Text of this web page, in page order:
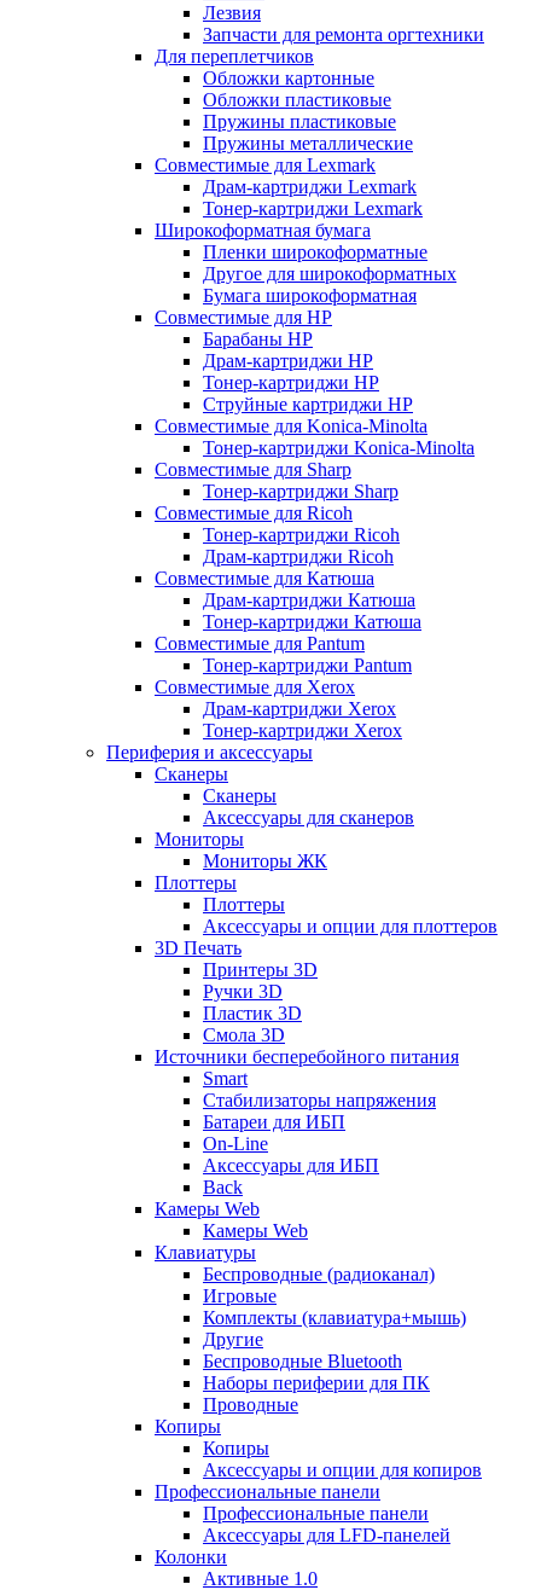
Лезвия
Запчасти для ремонта оргтехники
Для переплетчиков
Обложки картонные
Обложки пластиковые
Пружины пластиковые
Пружины металлические
Совместимые для Lexmark
Драм-картриджи Lexmark
Тонер-картриджи Lexmark
Широкоформатная бумага
Пленки широкоформатные
Другое для широкоформатных
Бумага широкоформатная
Совместимые для HP
Барабаны HP
Драм-картриджи HP
Тонер-картриджи HP
Струйные картриджи HP
Совместимые для Konica-Minolta
Тонер-картриджи Konica-Minolta
Совместимые для Sharp
Тонер-картриджи Sharp
Совместимые для Ricoh
Тонер-картриджи Ricoh
Драм-картриджи Ricoh
Совместимые для Катюша
Драм-картриджи Катюша
Тонер-картриджи Катюша
Совместимые для Pantum
Тонер-картриджи Pantum
Совместимые для Xerox
Драм-картриджи Xerox
Тонер-картриджи Xerox
Периферия и аксессуары
Сканеры
Сканеры
Аксессуары для сканеров
Мониторы
Мониторы ЖК
Плоттеры
Плоттеры
Аксессуары и опции для плоттеров
3D Печать
Принтеры 3D
Ручки 3D
Пластик 3D
Смола 3D
Источники бесперебойного питания
Smart
Стабилизаторы напряжения
Батареи для ИБП
On-Line
Аксессуары для ИБП
Back
Камеры Web
Камеры Web
Клавиатуры
Беспроводные (радиоканал)
Игровые
Комплекты (клавиатура+мышь)
Другие
Беспроводные Bluetooth
Наборы периферии для ПК
Проводные
Копиры
Копиры
Аксессуары и опции для копиров
Профессиональные панели
Профессиональные панели
Аксессуары для LFD-панелей
Колонки
Активные 1.0